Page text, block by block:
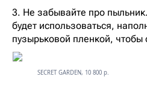
3. Не забывайте про
будет использоваться,
пузырьковой пленкой,
SECRET GARDEN, 10 800 р.